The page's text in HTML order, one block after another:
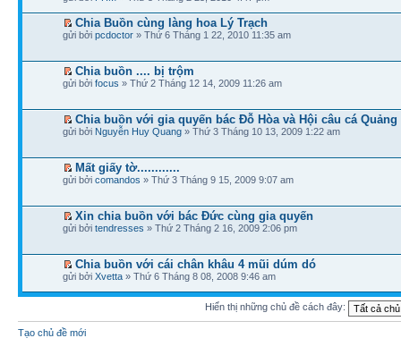
Chia Buồn cùng làng hoa Lý Trạch
gửi bởi pcdoctor » Thứ 6 Tháng 1 22, 2010 11:35 am
Chia buồn .... bị trộm
gửi bởi focus » Thứ 2 Tháng 12 14, 2009 11:26 am
Chia buồn với gia quyến bác Đỗ Hòa và Hội câu cá Quảng
gửi bởi Nguyễn Huy Quang » Thứ 3 Tháng 10 13, 2009 1:22 am
Mất giấy tờ............
gửi bởi comandos » Thứ 3 Tháng 9 15, 2009 9:07 am
Xin chia buồn với bác Đức cùng gia quyến
gửi bởi tendresses » Thứ 2 Tháng 2 16, 2009 2:06 pm
Chia buồn với cái chân khâu 4 mũi dúm dó
gửi bởi Xvetta » Thứ 6 Tháng 8 08, 2008 9:46 am
Hiển thị những chủ đề cách đây:
Tạo chủ đề mới